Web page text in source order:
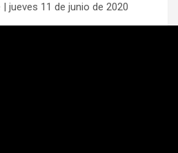
jueves 11 de junio de 2020